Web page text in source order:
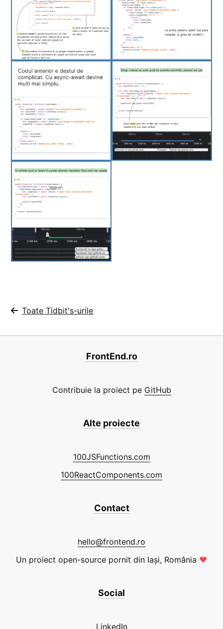
Toate Tidbit's-urile
FrontEnd.ro
Contribuie la proiect pe GitHub
Alte proiecte
100JSFunctions.com
100ReactComponents.com
Contact
hello@frontend.ro
Un proiect open-source pornit din Iași, România ❤
Social
LinkedIn